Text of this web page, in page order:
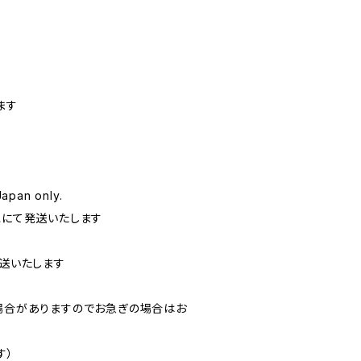
す
only.
て発送いたします
いたします
がありますのでお急ぎの場合はお